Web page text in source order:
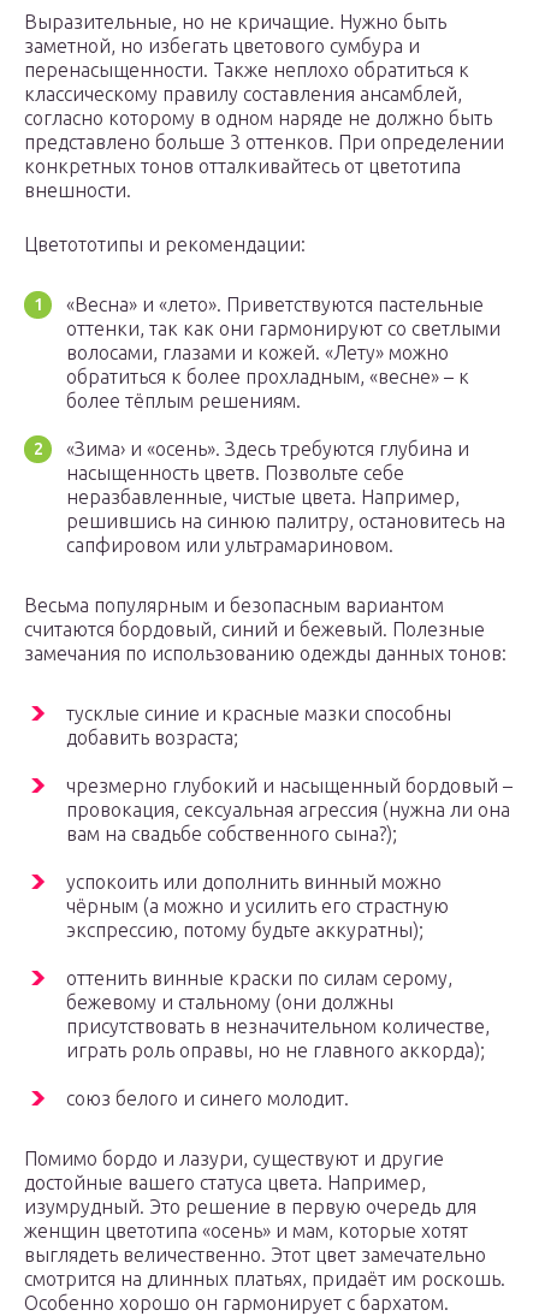
Выразительные, но не кричащие. Нужно быть
заметной, но избегать цветового сумбура и
перенасыщенности. Также неплохо обратиться к
классическому правилу составления ансамблей,
согласно которому в одном наряде не должно быть
представлено больше 3 оттенков. При определении
конкретных тонов отталкивайтесь от цветотипа
внешности.
Цветототипы и рекомендации:
«Весна» и «лето». Приветствуются пастельные
оттенки, так как они гармонируют со светлыми
волосами, глазами и кожей. «Лету» можно
обратиться к более прохладным, «весне» – к
более тёплым решениям.
«Зима› и «осень». Здесь требуются глубина и
насыщенность цветв. Позвольте себе
неразбавленные, чистые цвета. Например,
решившись на синюю палитру, остановитесь на
сапфировом или ультрамариновом.
Весьма популярным и безопасным вариантом
считаются бордовый, синий и бежевый. Полезные
замечания по использованию одежды данных тонов:
тусклые синие и красные мазки способны
добавить возраста;
чрезмерно глубокий и насыщенный бордовый –
провокация, сексуальная агрессия (нужна ли она
вам на свадьбе собственного сына?);
успокоить или дополнить винный можно
чёрным (а можно и усилить его страстную
экспрессию, потому будьте аккуратны);
оттенить винные краски по силам серому,
бежевому и стальному (они должны
присутствовать в незначительном количестве,
играть роль оправы, но не главного аккорда);
союз белого и синего молодит.
Помимо бордо и лазури, существуют и другие
достойные вашего статуса цвета. Например,
изумрудный. Это решение в первую очередь для
женщин цветотипа «осень» и мам, которые хотят
выглядеть величественно. Этот цвет замечательно
смотрится на длинных платьях, придаёт им роскошь.
Особенно хорошо он гармонирует с бархатом.